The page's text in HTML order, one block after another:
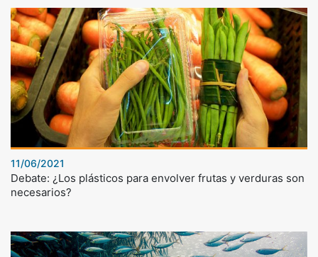
11/06/2021
Debate: ¿Los plásticos para envolver frutas y verduras son
necesarios?